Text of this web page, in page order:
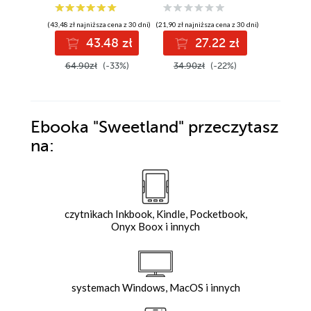
(43,48 zł najniższa cena z 30 dni)
43.48 zł
64.90zł (-33%)
(21,90 zł najniższa cena z 30 dni)
27.22 zł
34.90zł (-22%)
Ebooka "Sweetland" przeczytasz
na:
czytnikach Inkbook, Kindle, Pocketbook,
Onyx Boox i innych
systemach Windows, MacOS i innych